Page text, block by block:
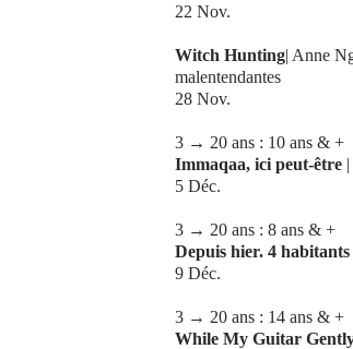
22 Nov.
Witch Hunting| Anne
malentendantes
28 Nov.
3 → 20 ans : 10 ans & +
Immaqaa, ici peut-être
5 Déc.
3 → 20 ans : 8 ans & +
Depuis hier. 4 habitants
9 Déc.
3 → 20 ans : 14 ans & +
While My Guitar